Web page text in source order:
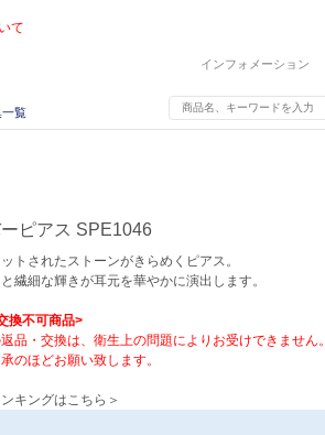
て
インフォメーション
一覧
ピアス SPE1046
トされたストーンがきらめくピアス。
繊細な輝きが耳元を華やかに演出します。
換不可商品>
品・交換は、衛生上の問題によりお受けできません。
のほどお願い致します。
キングはこちら＞